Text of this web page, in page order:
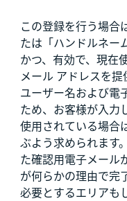
この登録を行う場合
たは「ハンドルネー
かつ、有効で、現在
メール アドレスを
ユーザー名および電
ため、お客様が入力
使用されている場合
ぶよう求められます
た確認用電子メール
が何らかの理由で完
必要とするエリアも